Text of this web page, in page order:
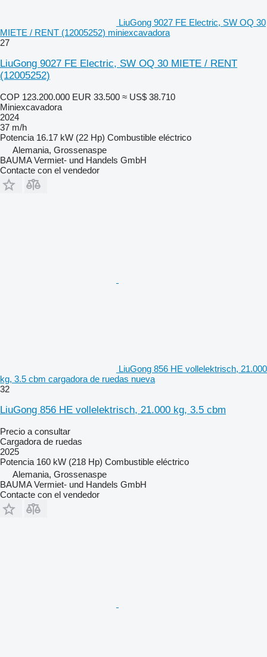
LiuGong 9027 FE Electric, SW OQ 30
MIETE / RENT (12005252) miniexcavadora
27
LiuGong 9027 FE Electric, SW OQ 30 MIETE / RENT
(12005252)
COP 123.200.000 EUR 33.500 ≈ US$ 38.710
Miniexcavadora
2024
37 m/h
Potencia 16.17 kW (22 Hp) Combustible eléctrico
Alemania, Grossenaspe
BAUMA Vermiet- und Handels GmbH
Contacte con el vendedor
LiuGong 856 HE vollelektrisch, 21.000
kg, 3.5 cbm cargadora de ruedas nueva
32
LiuGong 856 HE vollelektrisch, 21.000 kg, 3.5 cbm
Precio a consultar
Cargadora de ruedas
2025
Potencia 160 kW (218 Hp) Combustible eléctrico
Alemania, Grossenaspe
BAUMA Vermiet- und Handels GmbH
Contacte con el vendedor